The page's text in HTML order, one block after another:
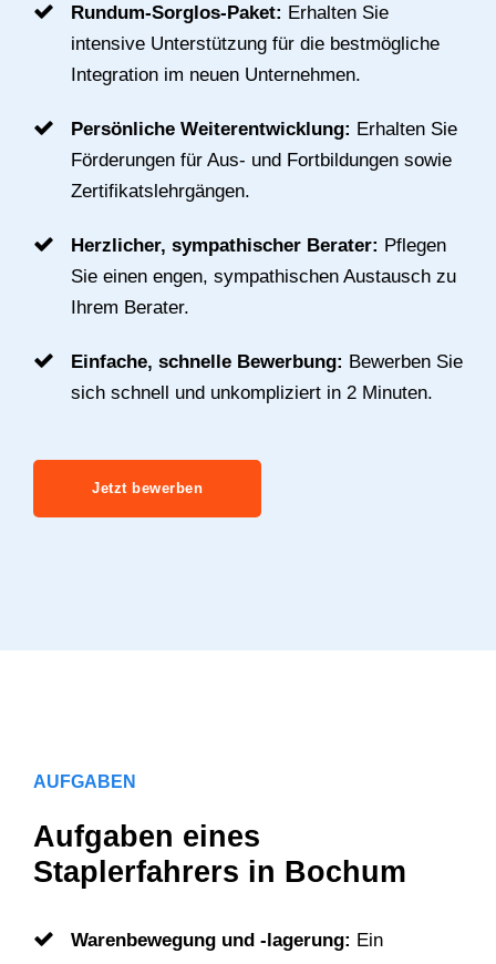
Rundum-Sorglos-Paket: Erhalten Sie
intensive Unterstützung für die bestmögliche
Integration im neuen Unternehmen.
Persönliche Weiterentwicklung: Erhalten Sie
Förderungen für Aus- und Fortbildungen sowie
Zertifikatslehrgängen.
Herzlicher, sympathischer Berater: Pflegen
Sie einen engen, sympathischen Austausch zu
Ihrem Berater.
Einfache, schnelle Bewerbung: Bewerben Sie
sich schnell und unkompliziert in 2 Minuten.
Jetzt bewerben
AUFGABEN
Aufgaben eines
Staplerfahrers in Bochum
Warenbewegung und -lagerung: Ein